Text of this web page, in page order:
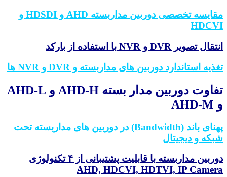
مقایسه تخصصی دوربین مداربسته AHD و HDSDI و
HDCVI
انتقال تصویر DVR و NVR با استفاده از بارکد
تغذیه استاندارد دوربین های مداربسته و DVR و NVR ها
تفاوت دوربین مدار بسته AHD-H و AHD-L
و AHD-M
پهنای باند (Bandwidth) در دوربین های مداربسته تحت
شبکه و دیجیتال
دوربین مداربسته با قابلیت پشتیبانی از ۴ تکنولوژی
AHD, HDCVI, HDTVI, IP Camera